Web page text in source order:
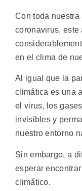
Con toda nuestra
coronavirus, este
en el clima de
Al igual que la
climática es una
el virus, los
invisibles y
nuestro entorno
Sin embargo, a
esperar
climático.